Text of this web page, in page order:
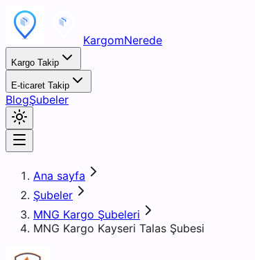
KargomNerede
Kargo Takip
E-ticaret Takip
BlogŞubeler
Ana sayfa
Şubeler
MNG Kargo Şubeleri
MNG Kargo Kayseri Talas Şubesi